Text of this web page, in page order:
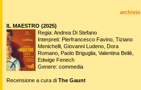
archivio
IL MAESTRO (2025)
Regia: Andrea Di Stefano
Interpreti: Pierfrancesco Favino, Tiziano
Menichelli, Giovanni Ludeno, Dora
Romano, Paolo Briguglia, Valentina Bellè,
Edwige Fenech
Genere: commedia
Recensione a cura di The Gaunt